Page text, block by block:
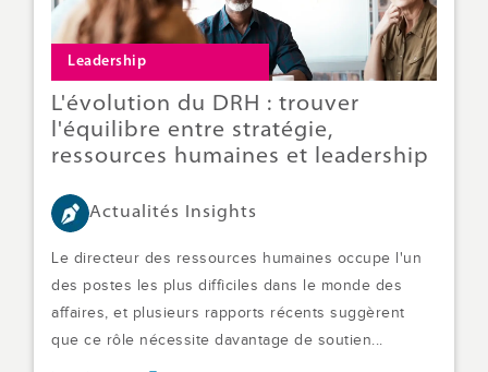
Leadership
L'évolution du DRH : trouver
l'équilibre entre stratégie,
ressources humaines et leadership
Actualités Insights
Le directeur des ressources humaines occupe l'un
des postes les plus difficiles dans le monde des
affaires, et plusieurs rapports récents suggèrent
que ce rôle nécessite davantage de soutien...